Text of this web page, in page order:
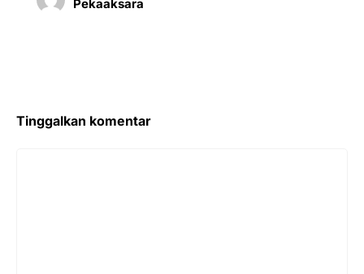
Pekaaksara
Tinggalkan komentar